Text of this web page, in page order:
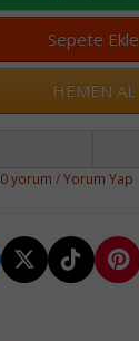
Sepete Ekle
HEMEN AL
0 yorum /Yorum Yap